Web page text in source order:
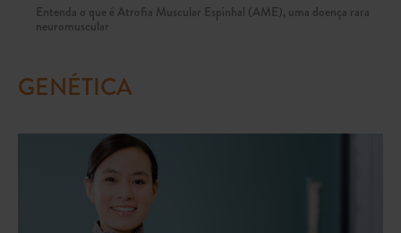
Entenda o que é Atrofia Muscular Espinhal (AME), uma doença rara
neuromuscular
GENÉTICA